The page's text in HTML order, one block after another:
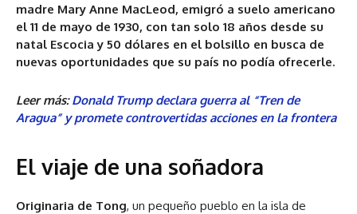
madre Mary Anne MacLeod, emigró a suelo americano
el 11 de mayo de 1930, con tan solo 18 años desde su
natal Escocia y 50 dólares en el bolsillo en busca de
nuevas oportunidades que su país no podía ofrecerle.
Leer más:Donald Trump declara guerra al “Tren de
Aragua” y promete controvertidas acciones en la frontera
El viaje de una soñadora
Originaria de Tong, un pequeño pueblo en la isla de